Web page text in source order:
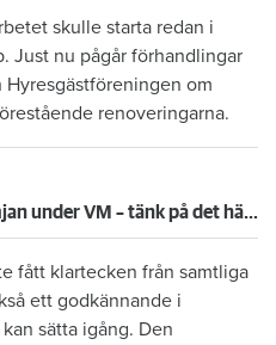
skulle starta redan i
Just nu pågår förhandlingar
om
renoveringarna.
Värna grannsämjan under VM – tänk på det här inför fortsatta nattmatcher
fått klartecken från samtliga
ett godkännande i
sätta igång. Den